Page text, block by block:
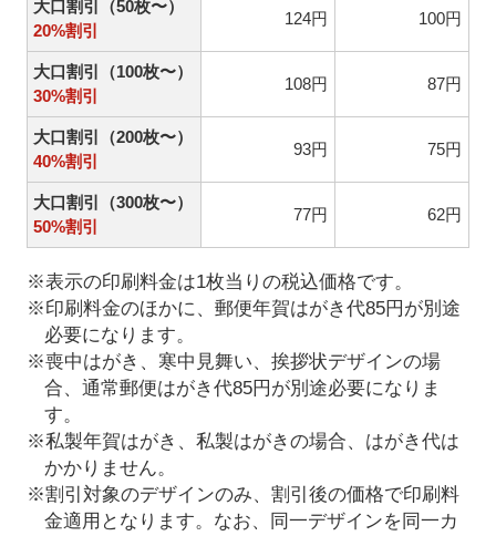
大口割引（50枚〜）
20%割引
124円 100円
大口割引（100枚〜）
30%割引
108円 87円
大口割引（200枚〜）
40%割引
93円 75円
大口割引（300枚〜）
50%割引
77円 62円
※表示の印刷料金は1枚当りの税込価格です。
※印刷料金のほかに、郵便年賀はがき代85円が別途
必要になります。
※喪中はがき、寒中見舞い、挨拶状デザインの場
合、通常郵便はがき代85円が別途必要になりま
す。
※私製年賀はがき、私製はがきの場合、はがき代は
かかりません。
※割引対象のデザインのみ、割引後の価格で印刷料
金適用となります。なお、同一デザインを同一カ